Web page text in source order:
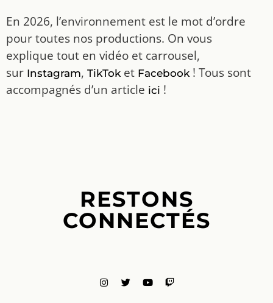
En 2026, l’environnement est le mot d’ordre
pour toutes nos productions. On vous
explique tout en vidéo et carrousel,
sur Instagram, TikToket Facebook! Tous sont
accompagnés d’un article ici !
RESTONS
CONNECTÉS